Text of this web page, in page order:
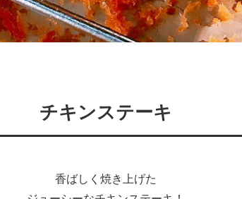
チキンステーキ
香ばしく焼き上げた